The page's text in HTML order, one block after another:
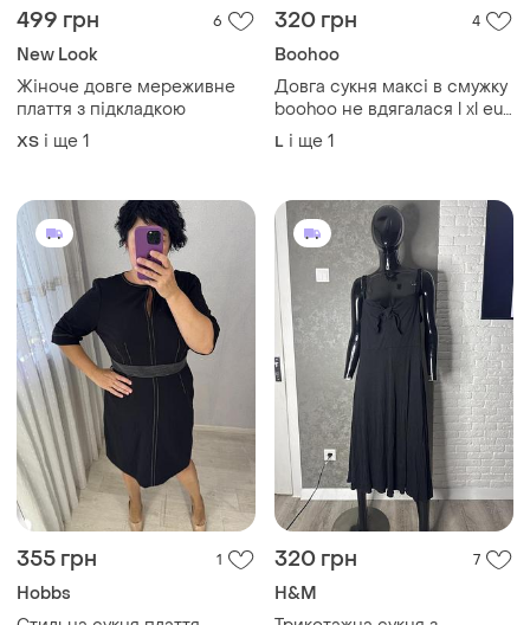
499 грн 6
New Look
Жіноче довге мереживне
плаття з підкладкою
ХS і ще 1
320 грн 4
Boohoo
Довга сукня максі в смужку
boohoo не вдягалася l xl eur
44 uk 16
L і ще 1
355 грн 1
Hobbs
320 грн 7
H&M